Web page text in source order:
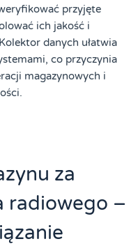
przyjęte
ich jakość i
danych ułatwia
co przyczynia
magazynowych i
za
radiowego –